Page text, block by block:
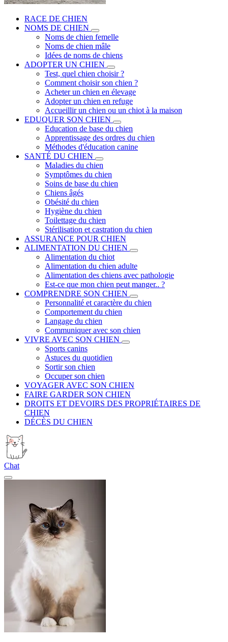
RACE DE CHIEN
NOMS DE CHIEN
Noms de chien femelle
Noms de chien mâle
Idées de noms de chiens
ADOPTER UN CHIEN
Test, quel chien choisir ?
Comment choisir son chien ?
Acheter un chien en élevage
Adopter un chien en refuge
Accueillir un chien ou un chiot à la maison
EDUQUER SON CHIEN
Education de base du chien
Apprentissage des ordres du chien
Méthodes d'éducation canine
SANTÉ DU CHIEN
Maladies du chien
Symptômes du chien
Soins de base du chien
Chiens âgés
Obésité du chien
Hygiène du chien
Toilettage du chien
Stérilisation et castration du chien
ASSURANCE POUR CHIEN
ALIMENTATION DU CHIEN
Alimentation du chiot
Alimentation du chien adulte
Alimentation des chiens avec pathologie
Est-ce que mon chien peut manger.. ?
COMPRENDRE SON CHIEN
Personnalité et caractère du chien
Comportement du chien
Langage du chien
Communiquer avec son chien
VIVRE AVEC SON CHIEN
Sports canins
Astuces du quotidien
Sortir son chien
Occuper son chien
VOYAGER AVEC SON CHIEN
FAIRE GARDER SON CHIEN
DROITS ET DEVOIRS DES PROPRIÉTAIRES DE
CHIEN
DÉCÈS DU CHIEN
Chat